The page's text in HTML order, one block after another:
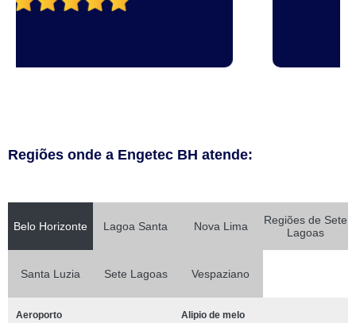
Regiões onde a Engetec BH atende:
Belo Horizonte Lagoa Santa Nova Lima
Regiões de Sete
Lagoas
Santa Luzia Sete Lagoas Vespaziano
Aeroporto Alipio de melo